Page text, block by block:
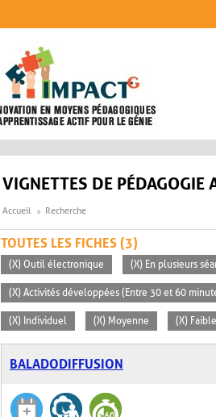
VIGNETTES DE PÉDAGOGIE
Accueil Recherche
TOUTES LES FICHES (3)
(X) Outil électronique (X) En plusieurs
(X) Activités développées (Entre 30 et 60
(X) Individuel (X) Moyenne (X) Faible
BALADODIFFUSION